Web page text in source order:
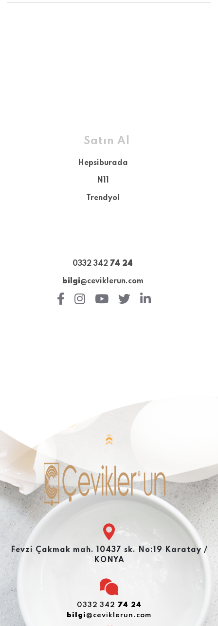
Satın Al
Hepsiburada
N11
Trendyol
0332 342 74 24
bilgi@ceviklerun.com
Fevzi Çakmak mah. 10437 sk. No:19 Karatay /
KONYA
0332 342 74 24
bilgi @ceviklerun.com